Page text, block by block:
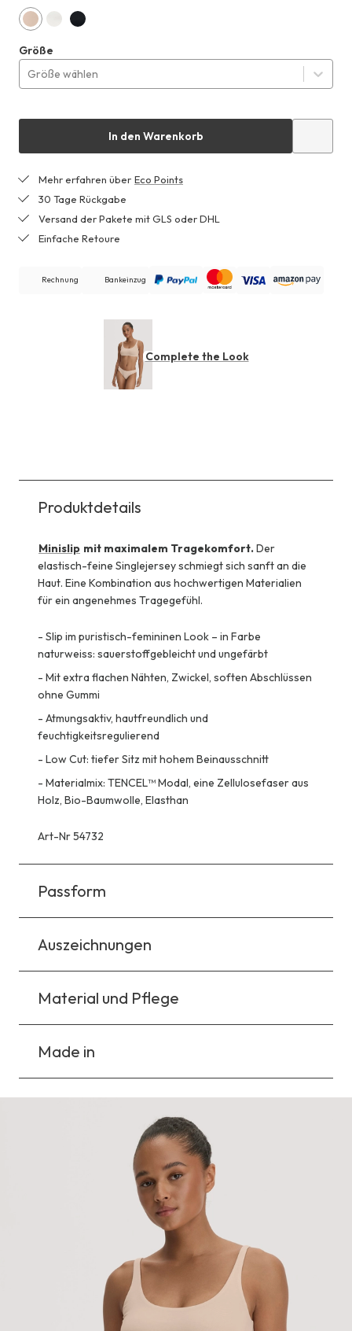
Größe
Größe wählen
In den Warenkorb
Mehr erfahren über Eco Points
30 Tage Rückgabe
Versand der Pakete mit GLS oder DHL
Einfache Retoure
Rechnung Bankeinzug
Complete the Look
Produktdetails
Minislip mit maximalem Tragekomfort.Der
elastisch-feine Singlejersey schmiegt sich sanft an die
Haut. Eine Kombination aus hochwertigen Materialien
für ein angenehmes Tragegefühl.
- Slip im puristisch-femininen Look – in Farbe
naturweiss: sauerstoffgebleicht und ungefärbt
- Mit extra flachen Nähten, Zwickel, soften Abschlüssen
ohne Gummi
- Atmungsaktiv, hautfreundlich und
feuchtigkeitsregulierend
- Low Cut: tiefer Sitz mit hohem Beinausschnitt
- Materialmix: TENCEL™ Modal, eine Zellulosefaser aus
Holz, Bio-Baumwolle, Elasthan
Art-Nr 54732
Passform
Auszeichnungen
Material und Pflege
Made in